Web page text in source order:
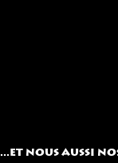
...Et nous aussi